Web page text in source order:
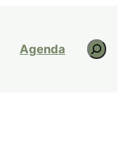
Agenda
R